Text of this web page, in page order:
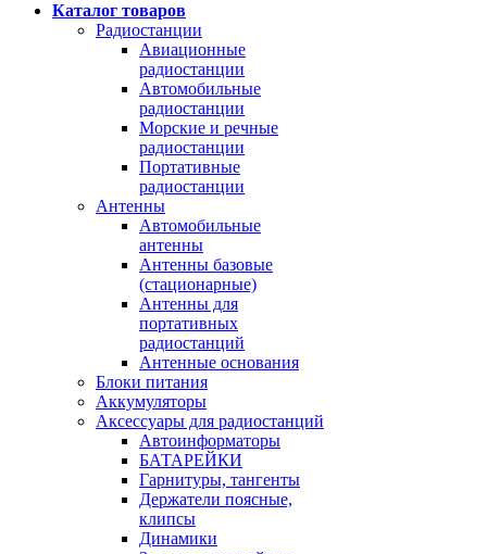
Каталог товаров
Радиостанции
Авиационные
радиостанции
Автомобильные
радиостанции
Морские и речные
радиостанции
Портативные
радиостанции
Антенны
Автомобильные
антенны
Антенны базовые
(стационарные)
Антенны для
портативных
радиостанций
Антенные основания
Блоки питания
Аккумуляторы
Аксессуары для радиостанций
Автоинформаторы
БАТАРЕЙКИ
Гарнитуры, тангенты
Держатели поясные,
клипсы
Динамики